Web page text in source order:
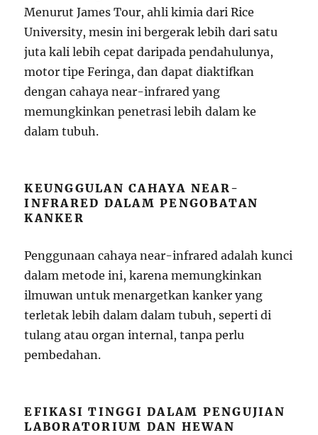
Menurut James Tour, ahli kimia dari Rice
University, mesin ini bergerak lebih dari satu
juta kali lebih cepat daripada pendahulunya,
motor tipe Feringa, dan dapat diaktifkan
dengan cahaya near-infrared yang
memungkinkan penetrasi lebih dalam ke
dalam tubuh.
KEUNGGULAN CAHAYA NEAR-
INFRARED DALAM PENGOBATAN
KANKER
Penggunaan cahaya near-infrared adalah kunci
dalam metode ini, karena memungkinkan
ilmuwan untuk menargetkan kanker yang
terletak lebih dalam dalam tubuh, seperti di
tulang atau organ internal, tanpa perlu
pembedahan.
EFIKASI TINGGI DALAM PENGUJIAN
LABORATORIUM DAN HEWAN